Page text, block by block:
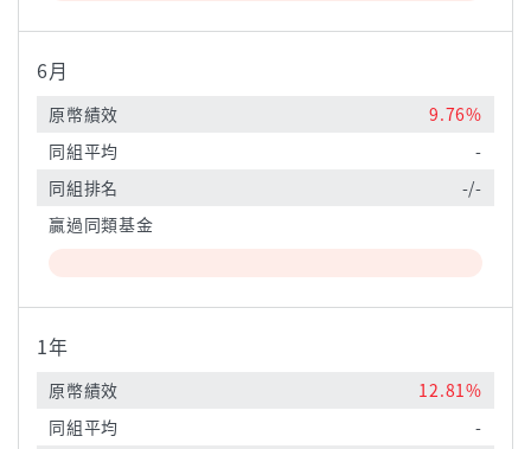
6月
原幣績效
9.76%
同組平均
-
同組排名
-/-
贏過同類基金
1年
原幣績效
12.81%
同組平均
-